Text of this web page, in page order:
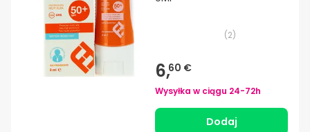
(2)
6,60 €
Wysyłka w ciągu 24-72h
Dodaj